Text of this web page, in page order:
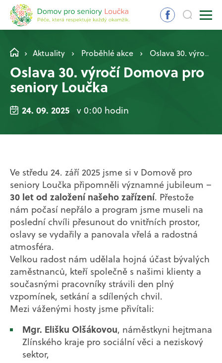
Aktuality Proběhlé akce Oslava 30. výročí Domova pro seniory Loučka
Oslava 30. výročí Domova pro
seniory Loučka
24. 09. 2025 v 0:00 hodin
Ve středu 24. září 2025 jsme si v Domově pro
seniory Loučka připomněli významné jubileum –
30 let od založení našeho zařízení. Přestože
nám počasí nepřálo a program jsme museli na
poslední chvíli přesunout do vnitřních prostor,
oslavy se vydařily a panovala vřelá a radostná
atmosféra.
Velkou radost nám udělala hojná účast bývalých
zaměstnanců, kteří společně s našimi klienty a
současnými pracovníky strávili den plný
vzpomínek, setkání a sdílených chvil.
Mezi váženými hosty jsme přivítali:
Mgr. Elišku Olšákovou, náměstkyni hejtmana
Zlínského kraje pro sociální věci a neziskový
sektor,